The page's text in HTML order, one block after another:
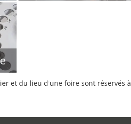
et du lieu d'une foire sont réservés à